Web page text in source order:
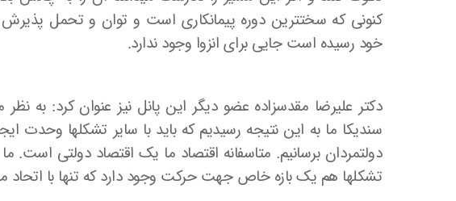
کنونی که سخت­ترین دوره پیمانکاری است و توان و تحمل
خود رسیده است جایی برای انزوا وجود ندارد.
دکتر علیرضا مقدس­زاده عضو دیگر این پانل نیز عنوان کرد:
سندیکا ما به این نتیجه رسیدیم که باید با سایر تشکل­ها وحدت
دولتمردان برسانیم. متاسفانه اقتصاد ما یک اقتصاد دولتی است.
تشکلها هم یک بازه خاص جهت حرکت وجود دارد که تنها با اتحاد